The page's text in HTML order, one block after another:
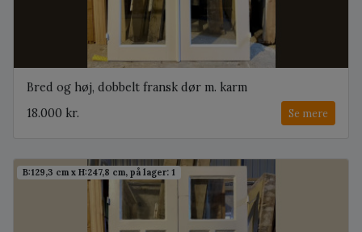
Bred og høj, dobbelt fransk dør m. karm
18.000 kr.
Se mere
B:129,3 cm x H:247,8 cm, på lager: 1